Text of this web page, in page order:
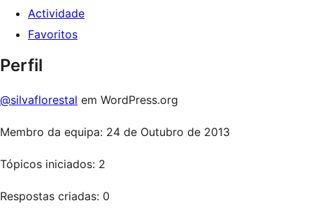
Actividade
Favoritos
Perfil
@silvaflorestal em WordPress.org
Membro da equipa: 24 de Outubro de 2013
Tópicos iniciados: 2
Respostas criadas: 0